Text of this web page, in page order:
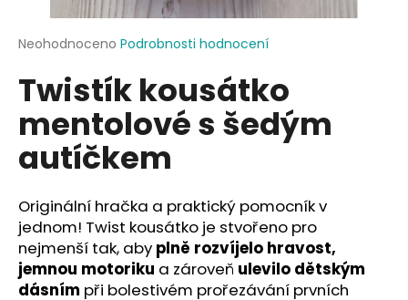
Průměrné
produktu
5
hvězdiček.
Neohodnoceno Podrobnosti hodnocení
Twistík kousátko
mentolové s šedým
autíčkem
Originální hračka a praktický pomocník v
jednom! Twist kousátko je stvořeno pro
nejmenší tak, aby plně rozvíjelo hravost,
jemnou motoriku a zároveň ulevilo dětským
dásním při bolestivém prořezávání prvních
j
t
?
HLEDAT
D